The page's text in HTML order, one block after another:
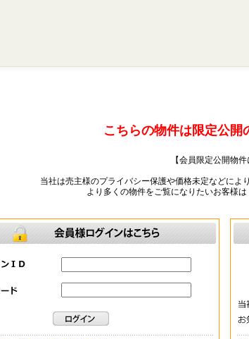
こちらの物件は限定公開
【会員限定公開物件
当社は売主様のプライバシー保護や価格未定などによ
より多くの物件をご覧になりたいお客様は